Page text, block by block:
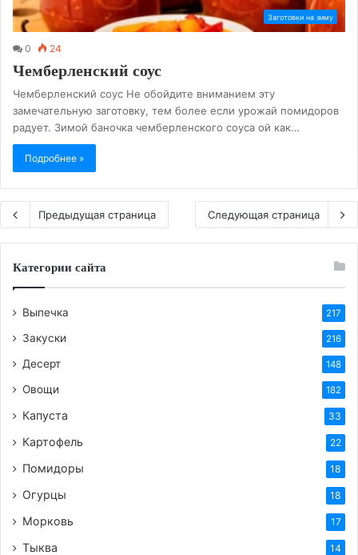
Заготовки на зиму
0 24
Чемберленский соус
Чемберленский соус Не обойдите вниманием эту
замечательную заготовку, тем более если урожай помидоров
радует. Зимой баночка чемберленского соуса ой как…
Подробнее »
Предыдущая страница Следующая страница
Категории сайта
Выпечка 217
Закуски 216
Десерт 148
Овощи 182
Капуста 33
Картофель 22
Помидоры 18
Огурцы 18
Морковь 17
Тыква 14